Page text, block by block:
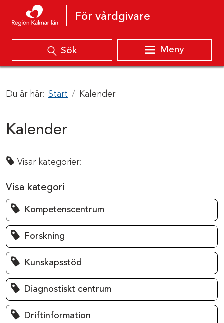
Hoppa till innehåll
För vårdgivare
Sök Meny
Du är här: Start Kalender
Kalender
Visar kategorier:
Visa kategori
Kompetenscentrum
Forskning
Kunskapsstöd
Diagnostiskt centrum
Driftinformation